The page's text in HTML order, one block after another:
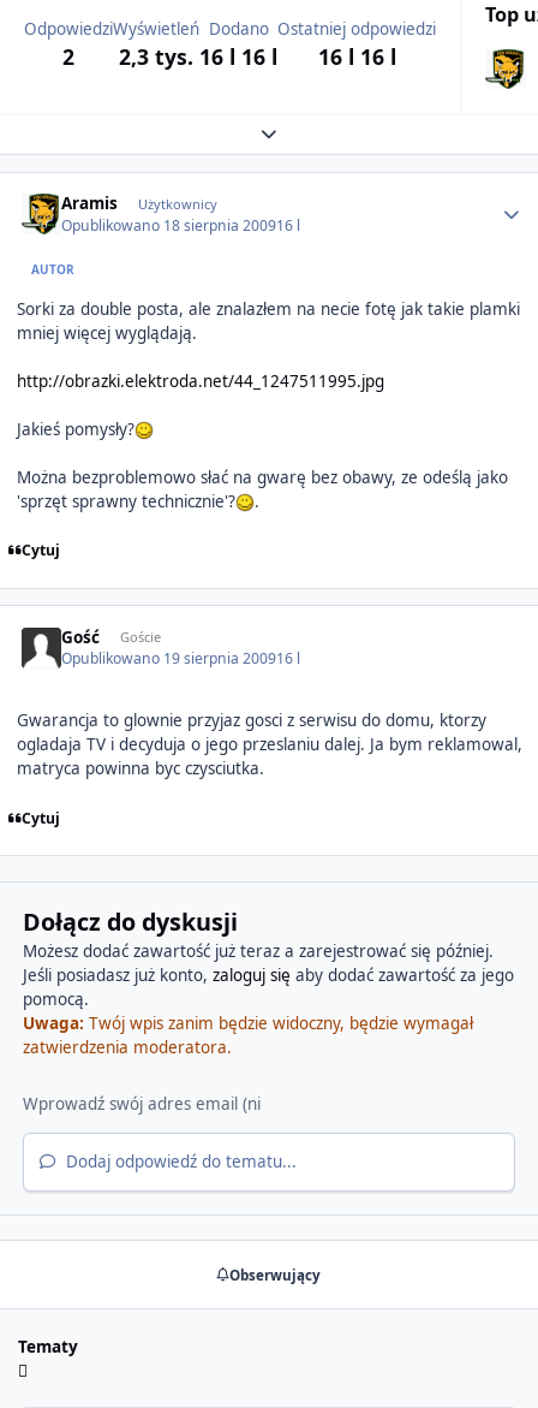
Odpowiedzi
2
Wyświetleń
2,3 tys.
Dodano
16 l 16 l
Ostatniej odpowiedzi
16 l 16 l
Top
Expand topic overview
Aramis Użytkownicy
Opublikowano 18 sierpnia 200916 l
AUTOR
Sorki za double posta, ale znalazłem na necie fotę jak takie plamki
mniej więcej wyglądają.
http://obrazki.elektroda.net/44_1247511995.jpg
Jakieś pomysły?
Można bezproblemowo słać na gwarę bez obawy, ze odeślą jako
'sprzęt sprawny technicznie'?
.
Cytuj
Gość Goście
Opublikowano 19 sierpnia 200916 l
Gwarancja to glownie przyjaz gosci z serwisu do domu, ktorzy
ogladaja TV i decyduja o jego przeslaniu dalej. Ja bym reklamowal,
matryca powinna byc czysciutka.
Cytuj
Dołącz do dyskusji
Możesz dodać zawartość już teraz a zarejestrować się później.
Jeśli posiadasz już konto, zaloguj się aby dodać zawartość za jego
pomocą.
Uwaga: Twój wpis zanim będzie widoczny, będzie wymagał
zatwierdzenia moderatora.
Dodaj odpowiedź do tematu...
Obserwujący
Tematy